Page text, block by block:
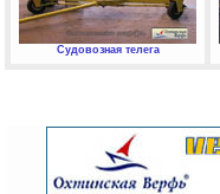
Судовозная телега